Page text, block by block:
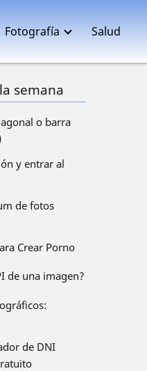
Fotografía Salud
semana
o barra
y entrar al
de fotos
Crear Porno
de una imagen?
de DNI